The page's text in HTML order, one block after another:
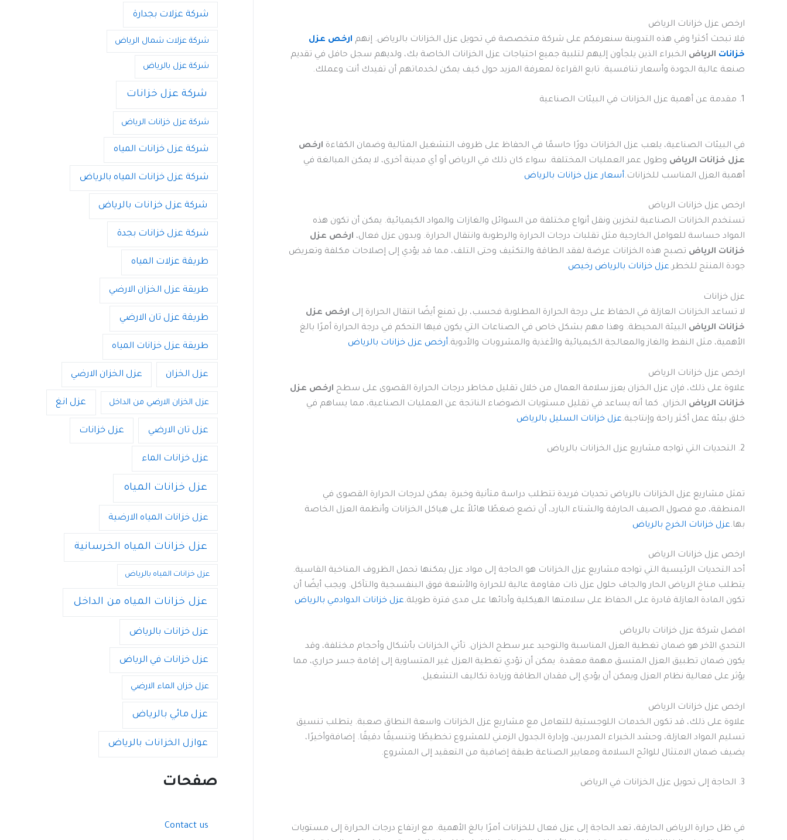
ارخص عزل خزانات الرياض
فلا تبحث أكثر! وفي هذه التدوينة سنعرفكم على شركة متخصصة في تحويل عزل الخزانات بالرياض. إنهم ارخص عزل
خزانات الرياض الخبراء الذين يلجأون إليهم لتلبية جميع احتياجات عزل الخزانات الخاصة بك، ولديهم سجل حافل في تقديم
صنعة عالية الجودة وأسعار تنافسية. تابع القراءة لمعرفة المزيد حول كيف يمكن لخدماتهم أن تفيدك أنت وعملك.
1. مقدمة عن أهمية عزل الخزانات في البيئات الصناعية
في البيئات الصناعية، يلعب عزل الخزانات دورًا حاسمًا في الحفاظ على ظروف التشغيل المثالية وضمان الكفاءة ارخص
عزل خزانات الرياض وطول عمر العمليات المختلفة. سواء كان ذلك في الرياض أو أي مدينة أخرى، لا يمكن المبالغة في
أهمية العزل المناسب للخزانات.أسعار عزل خزانات بالرياض
ارخص عزل خزانات الرياض
تستخدم الخزانات الصناعية لتخزين ونقل أنواع مختلفة من السوائل والغازات والمواد الكيميائية. يمكن أن تكون هذه
المواد حساسة للعوامل الخارجية مثل تقلبات درجات الحرارة والرطوبة وانتقال الحرارة. وبدون عزل فعال، ارخص عزل
خزانات الرياض تصبح هذه الخزانات عرضة لفقد الطاقة والتكثيف وحتى التلف، مما قد يؤدي إلى إصلاحات مكلفة وتعريض
جودة المنتج للخطر.عزل خزانات بالرياض رخيص
عزل خزانات
لا تساعد الخزانات العازلة في الحفاظ على درجة الحرارة المطلوبة فحسب، بل تمنع أيضًا انتقال الحرارة إلى ارخص عزل
خزانات الرياض البيئة المحيطة. وهذا مهم بشكل خاص في الصناعات التي يكون فيها التحكم في درجة الحرارة أمرًا بالغ
الأهمية، مثل النفط والغاز والمعالجة الكيميائية والأغذية والمشروبات والأدوية.أرخص عزل خزانات بالرياض
ارخص عزل خزانات الرياض
علاوة على ذلك، فإن عزل الخزان يعزز سلامة العمال من خلال تقليل مخاطر درجات الحرارة القصوى على سطح ارخص عزل
خزانات الرياض الخزان. كما أنه يساعد في تقليل مستويات الضوضاء الناتجة عن العمليات الصناعية، مما يساهم في
خلق بيئة عمل أكثر راحة وإنتاجية.عزل خزانات السليل بالرياض
2. التحديات التي تواجه مشاريع عزل الخزانات بالرياض
تمثل مشاريع عزل الخزانات بالرياض تحديات فريدة تتطلب دراسة متأنية وخبرة. يمكن لدرجات الحرارة القصوى في
المنطقة، مع فصول الصيف الحارقة والشتاء البارد، أن تضع ضغطًا هائلاً على هياكل الخزانات وأنظمة العزل الخاصة
بها.عزل خزانات الخرج بالرياض
ارخص عزل خزانات الرياض
أحد التحديات الرئيسية التي تواجه مشاريع عزل الخزانات هو الحاجة إلى مواد عزل يمكنها تحمل الظروف المناخية القاسية.
يتطلب مناخ الرياض الحار والجاف حلول عزل ذات مقاومة عالية للحرارة والأشعة فوق البنفسجية والتآكل. ويجب أيضًا أن
تكون المادة العازلة قادرة على الحفاظ على سلامتها الهيكلية وأدائها على مدى فترة طويلة.عزل خزانات الدوادمي بالرياض
افضل شركة عزل خزانات بالرياض
التحدي الآخر هو ضمان تغطية العزل المناسبة والتوحيد عبر سطح الخزان. تأتي الخزانات بأشكال وأحجام مختلفة، وقد
يكون ضمان تطبيق العزل المتسق مهمة معقدة. يمكن أن تؤدي تغطية العزل غير المتساوية إلى إقامة جسر حراري، مما
يؤثر على فعالية نظام العزل ويمكن أن يؤدي إلى فقدان الطاقة وزيادة تكاليف التشغيل.
ارخص عزل خزانات الرياض
علاوة على ذلك، قد تكون الخدمات اللوجستية للتعامل مع مشاريع عزل الخزانات واسعة النطاق صعبة. يتطلب تنسيق
تسليم المواد العازلة، وحشد الخبراء المدربين، وإدارة الجدول الزمني للمشروع تخطيطًا وتنسيقًا دقيقًا. إضافةوأخيرًا،
يضيف ضمان الامتثال للوائح السلامة ومعايير الصناعة طبقة إضافية من التعقيد إلى المشروع.
3. الحاجة إلى تحويل عزل الخزانات في الرياض
في ظل حرارة الرياض الحارقة، تعد الحاجة إلى عزل فعال للخزانات أمرًا بالغ الأهمية. مع ارتفاع درجات الحرارة إلى مستويات
شركة عزلات بجدارة
شركة عزلات شمال الرياض
شركة عزل بالرياض
شركة عزل خزانات
شركة عزل خزانات الرياض
شركة عزل خزانات المياه
شركة عزل خزانات المياه بالرياض
شركة عزل خزانات بالرياض
شركة عزل خزانات بجدة
طريقة عزلات المياه
طريقة عزل الخزان الارضي
طريقة عزل تان الارضي
طريقة عزل خزانات المياه
عزل الخزان عزل الخزان الارضي
عزل الخزان الارضي من الداخل عزل انغ
عزل تان الارضي عزل خزانات
عزل خزانات الماء
عزل خزانات المياه
عزل خزانات المياه الارضية
عزل خزانات المياه الخرسانية
عزل خزانات المياه بالرياض
عزل خزانات المياه من الداخل
عزل خزانات بالرياض
عزل خزانات في الرياض
عزل خزان الماء الارضي
عزل مائي بالرياض
عوازل الخزانات بالرياض
صفحات
Contact us